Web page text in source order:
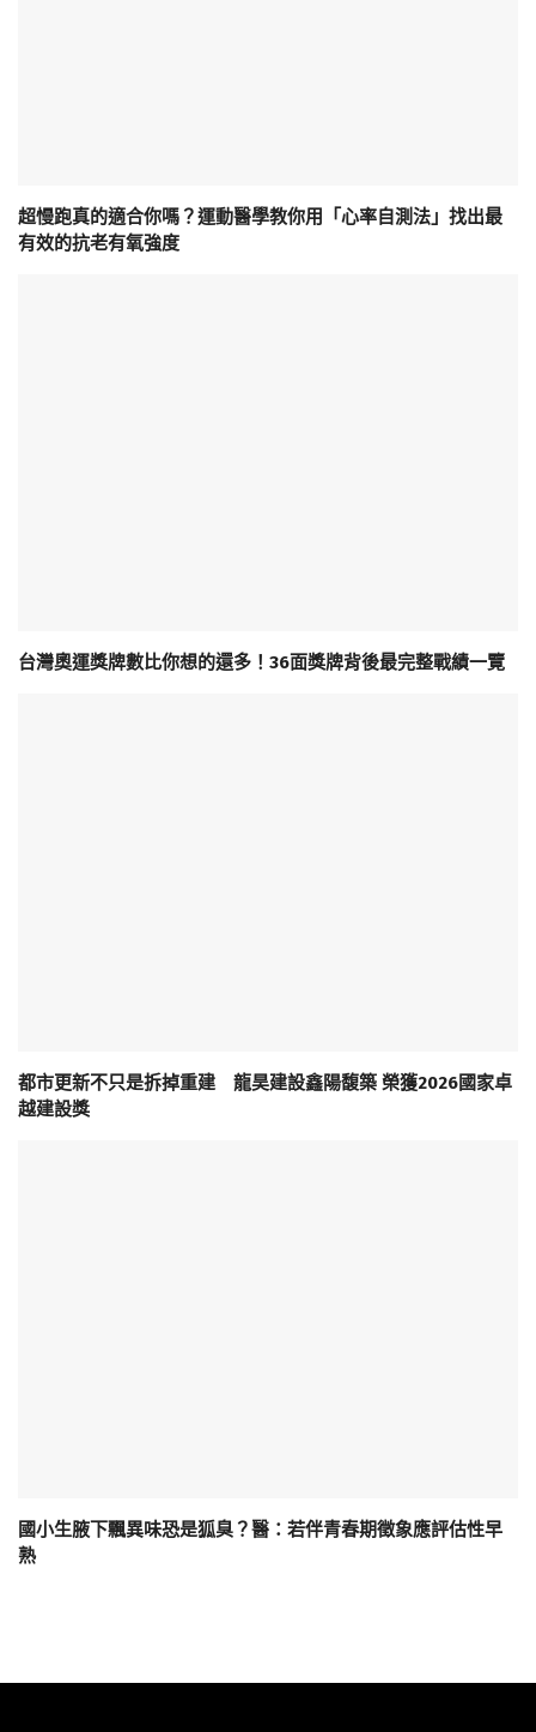
超慢跑真的適合你嗎？運動醫學教你用「心率自測法」找出最
有效的抗老有氧強度
台灣奧運獎牌數比你想的還多！36面獎牌背後最完整戰績一覽
都市更新不只是拆掉重建 龍昊建設鑫陽馥築 榮獲2026國家卓
越建設獎
國小生腋下飄異味恐是狐臭？醫：若伴青春期徵象應評估性早
熟